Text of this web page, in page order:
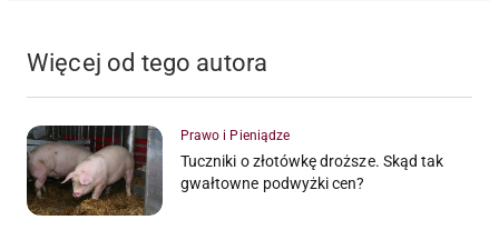
Więcej od tego autora
Prawo i Pieniądze
Tuczniki o złotówkę droższe. Skąd tak
gwałtowne podwyżki cen?